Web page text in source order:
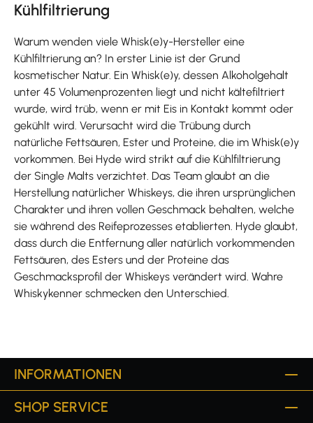
Kühlfiltrierung
Warum wenden viele Whisk(e)y-Hersteller eine
Kühlfiltrierung an? In erster Linie ist der Grund
kosmetischer Natur. Ein Whisk(e)y, dessen Alkoholgehalt
unter 45 Volumenprozenten liegt und nicht kältefiltriert
wurde, wird trüb, wenn er mit Eis in Kontakt kommt oder
gekühlt wird. Verursacht wird die Trübung durch
natürliche Fettsäuren, Ester und Proteine, die im Whisk(e)y
vorkommen. Bei Hyde wird strikt auf die Kühlfiltrierung
der Single Malts verzichtet. Das Team glaubt an die
Herstellung natürlicher Whiskeys, die ihren ursprünglichen
Charakter und ihren vollen Geschmack behalten, welche
sie während des Reifeprozesses etablierten. Hyde glaubt,
dass durch die Entfernung aller natürlich vorkommenden
Fettsäuren, des Esters und der Proteine das
Geschmacksprofil der Whiskeys verändert wird. Wahre
Whiskykenner schmecken den Unterschied.
INFORMATIONEN
SHOP SERVICE